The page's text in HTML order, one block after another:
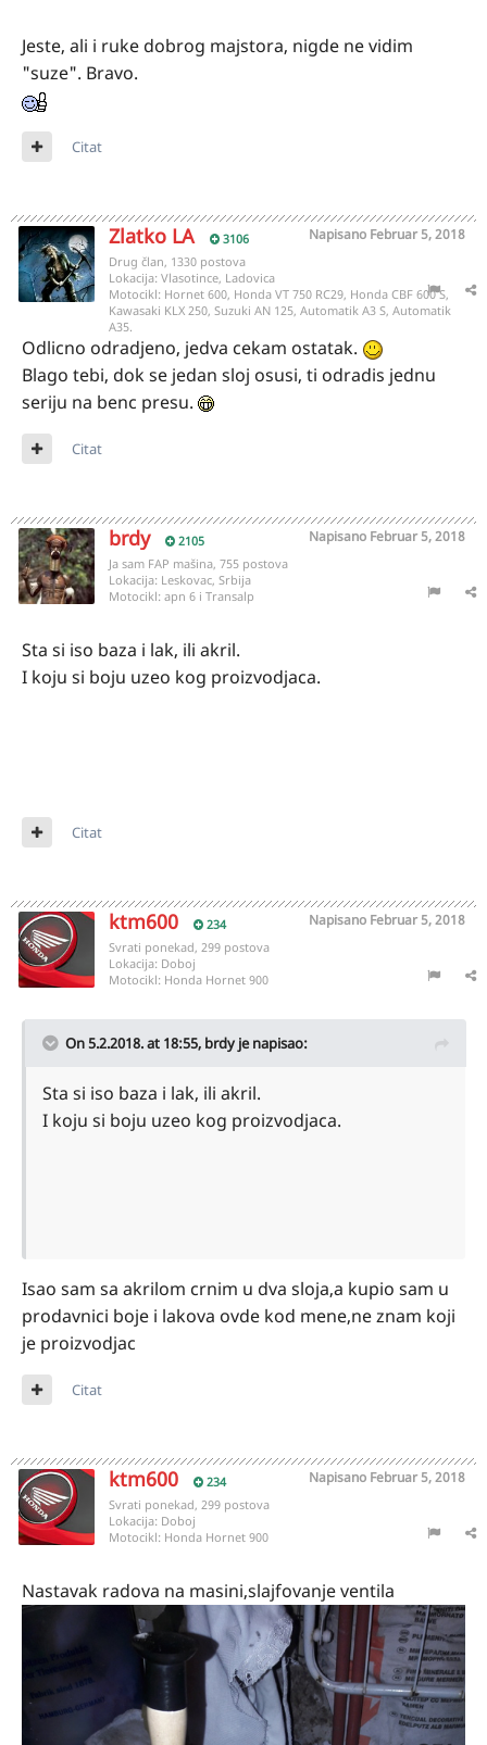
Jeste, ali i ruke dobrog majstora, nigde ne vidim
"suze". Bravo.
Citat
Zlatko LA 3106 Napisano Februar 5, 2018
Drug član, 1330 postova
Lokacija: Vlasotince, Ladovica
Motocikl: Hornet 600, Honda VT 750 RC29, Honda CBF 600 S,
Kawasaki KLX 250, Suzuki AN 125, Automatik A3 S, Automatik
A35.
Odlicno odradjeno, jedva cekam ostatak.
Blago tebi, dok se jedan sloj osusi, ti odradis jednu
seriju na benc presu.
Citat
brdy 2105 Napisano Februar 5, 2018
Ja sam FAP mašina, 755 postova
Lokacija: Leskovac, Srbija
Motocikl: apn 6 i Transalp
Sta si iso baza i lak, ili akril.
I koju si boju uzeo kog proizvodjaca.
Citat
ktm600 234 Napisano Februar 5, 2018
Svrati ponekad, 299 postova
Lokacija: Doboj
Motocikl: Honda Hornet 900
On 5.2.2018. at 18:55, brdy je napisao:
Sta si iso baza i lak, ili akril.
I koju si boju uzeo kog proizvodjaca.
Isao sam sa akrilom crnim u dva sloja,a kupio sam u
prodavnici boje i lakova ovde kod mene,ne znam koji
je proizvodjac
Citat
ktm600 234 Napisano Februar 5, 2018
Svrati ponekad, 299 postova
Lokacija: Doboj
Motocikl: Honda Hornet 900
Nastavak radova na masini,slajfovanje ventila